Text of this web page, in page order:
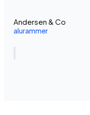
Andersen & Co
alurammer